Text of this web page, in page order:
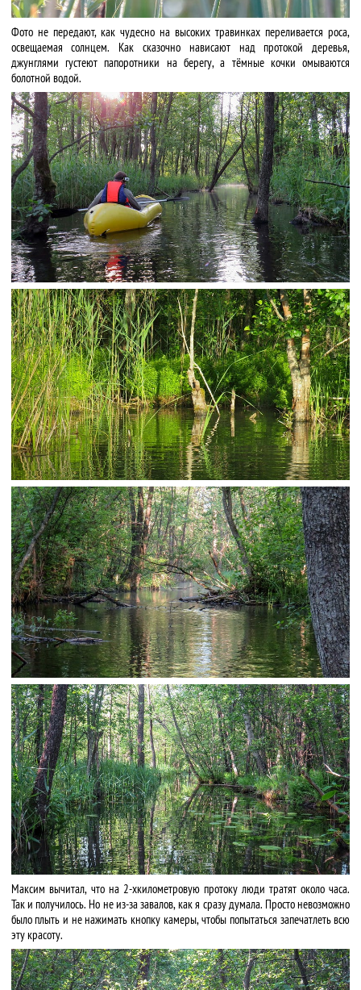
Фото не передают, как чудесно на высоких травинках переливается роса,
освещаемая солнцем. Как сказочно нависают над протокой деревья,
джунглями густеют папоротники на берегу, а тёмные кочки омываются
болотной водой.
Максим вычитал, что на 2-хкилометровую протоку люди тратят около часа.
Так и получилось. Но не из-за завалов, как я сразу думала. Просто невозможно
было плыть и не нажимать кнопку камеры, чтобы попытаться запечатлеть всю
эту красоту.